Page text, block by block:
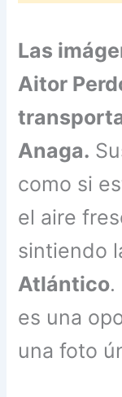
Las
Aitor
Anaga.
como si
el aire
sintiendo
Atlántico.
es una
una foto